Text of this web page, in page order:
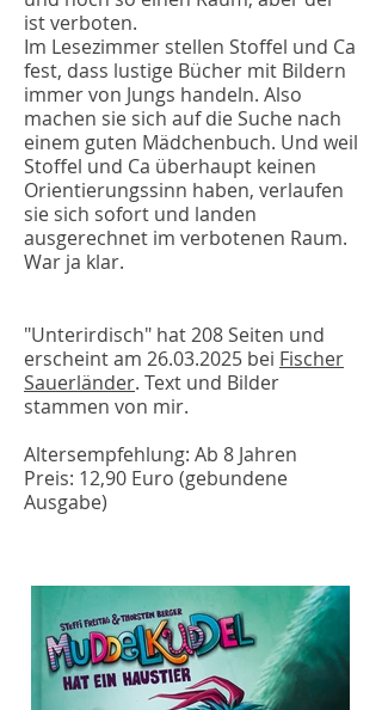
ist verboten.
Im Lesezimmer stellen Stoffel und Ca
fest, dass lustige Bücher mit Bildern
immer von Jungs handeln. Also
machen sie sich auf die Suche nach
einem guten Mädchenbuch. Und weil
Stoffel und Ca überhaupt keinen
Orientierungssinn haben, verlaufen
sie sich sofort und landen
ausgerechnet im verbotenen Raum.
War ja klar.
"Unterirdisch" hat 208 Seiten und
erscheint am 26.03.2025 bei Fischer
Sauerländer. Text und Bilder
stammen von mir.
Altersempfehlung: Ab 8 Jahren
​Preis: 12,90 Euro (gebundene
Ausgabe)